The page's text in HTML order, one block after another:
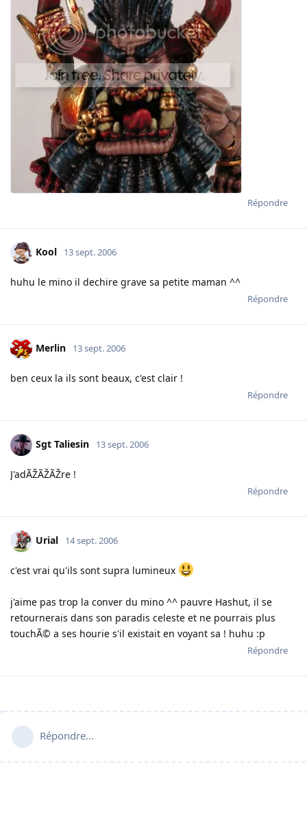
Répondre
Kool 13 sept. 2006
huhu le mino il dechire grave sa petite maman ^^
Répondre
Merlin 13 sept. 2006
ben ceux la ils sont beaux, c'est clair !
Répondre
Sgt Taliesin 13 sept. 2006
J'adÃŽÃŽÃŽre !
Répondre
Urial 14 sept. 2006
c'est vrai qu'ils sont supra lumineux
j'aime pas trop la conver du mino ^^ pauvre Hashut, il se
retournerais dans son paradis celeste et ne pourrais plus
touchÃ© a ses hourie s'il existait en voyant sa ! huhu :p
Répondre
Répondre…